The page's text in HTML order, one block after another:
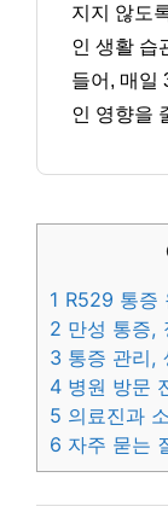
지지 않도
인 생활 습
들어, 매일
인 영향을
1 R529 통증
2 만성 통증,
3 통증 관리,
4 병원 방문
5 의료진과
6 자주 묻는